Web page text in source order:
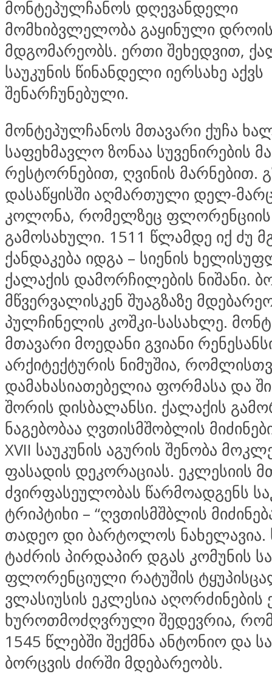
მონტეპულჩანოს დღევანდელი
მომხიბვლელობა გაყინული
მდგომარეობს. ერთი შეხედვით,
საუკუნის წინანდელი იერსახე აქვს
შენარჩუნებული.
მონტეპულჩანოს მთავარი ქუჩა
საფეხმავლო ზონაა სუვენირების
რესტორნებით, ღვინის მარნებით.
დასაწყისში აღმართული დელ-
კოლონა, რომელზეც ფლორენციის
გამოსახული. 1511 წლამდე იქ ძუ
ქანდაკება იდგა – სიენის
ქალაქის დამორჩილების ნიშანი.
მწვერვალისკენ შუაგზაზე
პულჩინელის კოშკი-სასახლე.
მთავარი მოედანი გვიანი
არქიტექტურის ნიმუშია,
დამახასიათებელია ფორმასა და
შორის დისბალანსი. ქალაქის
ნაგებობაა ღვთისმშობლის
XVII საუკუნის აგურის შენობა
ფასადის დეკორაციას. ეკლესიის
ძვირფასეულობას წარმოადგენს
ტრიპტიხი – “ღვთისმშბლის
თადეო დი ბარტოლოს ნახელავია.
ტაძრის პირდაპირ დგას კომუნის
ფლორენციული რატუშის
ვლასიუსის ეკლესია აღორძინების
ხუროთმოძღვრული შედევრია,
1545 წლებში შექმნა ანტონიო და
ბორცვის ძირში მდებარეობს.